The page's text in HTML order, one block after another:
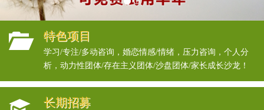
特色项目
学习/专注/多动咨询，婚恋情感/情绪，压力咨询，个人分
析，动力性团体/存在主义团体/沙盘团体/家长成长沙龙！
长期招募